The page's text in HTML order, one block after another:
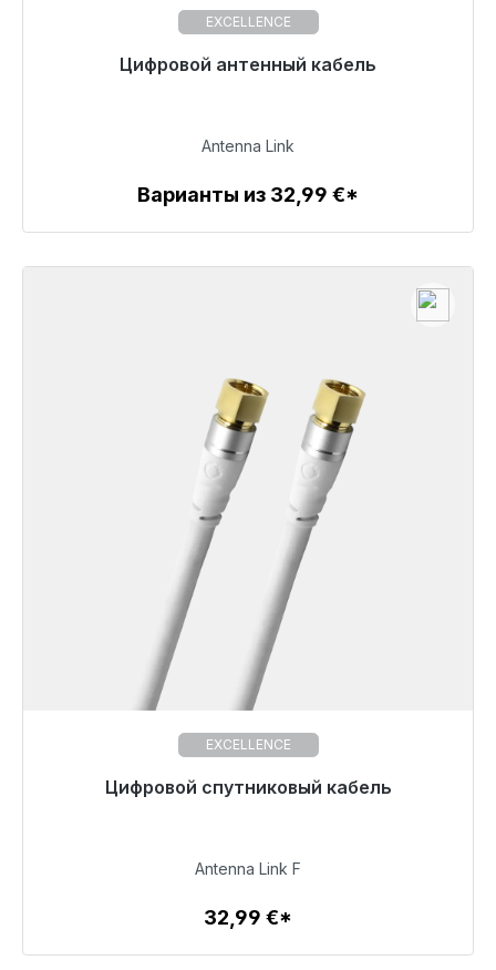
EXCELLENCE
Цифровой антенный кабель
Детали
Antenna Link
Варианты из 32,99 €*
EXCELLENCE
Цифровой спутниковый кабель
Детали
Antenna Link F
32,99 €*